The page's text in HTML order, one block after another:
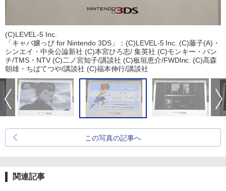
(C)LEVEL-5 Inc.
「キャバ嬢っぴ for Nintendo 3DS」：(C)LEVEL-5 Inc. (C)藤子(A)・
シンエイ・中央公論新社 (C)本宮ひろ志/ 集英社 (C)モンキー・パン
チ/TMS・NTV (C)二ノ宮知子/講談社 (C)板垣恵介/FWDInc. (C)高森
朝雄・ちばてつや/講談社 (C)福本伸行/講談社
この写真の記事へ
関連記事